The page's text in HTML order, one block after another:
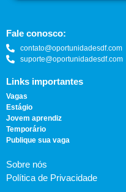
Fale conosco:
contato@oportunidadesdf.com
suporte@oportunidadesdf.com
Links importantes
Vagas
Estágio
Jovem aprendiz
Temporário
Publique sua vaga
Sobre nós
Política de Privacidade